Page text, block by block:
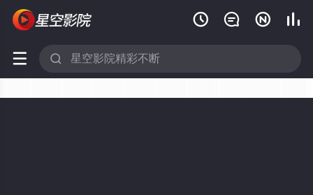
   
 